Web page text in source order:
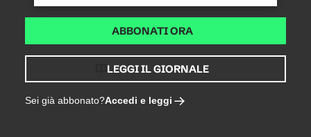
ABBONATI ORA
LEGGI IL GIORNALE
Sei già abbonato?Accedi e leggi